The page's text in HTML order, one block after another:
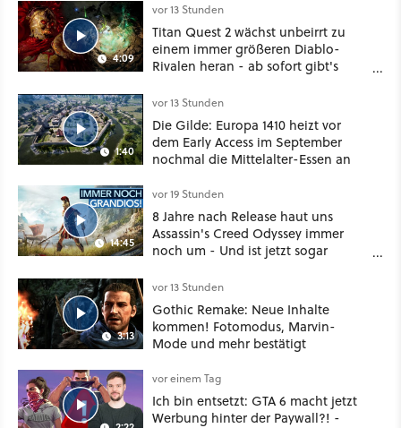
4:09
vor 13 Stunden
Titan Quest 2 wächst unbeirrt zu
einem immer größeren Diablo-
Rivalen heran - ab sofort gibt's
Klasse
1:40
vor 13 Stunden
Die Gilde: Europa 1410 heizt vor
dem Early Access im September
nochmal die Mittelalter-Essen an
14:45
vor 19 Stunden
8 Jahre nach Release haut uns
Assassin's Creed Odyssey immer
noch um - Und ist jetzt sogar
3:13
vor 13 Stunden
Gothic Remake: Neue Inhalte
kommen! Fotomodus, Marvin-
Mode und mehr bestätigt
vor einem Tag
Ich bin entsetzt: GTA 6 macht jetzt
Werbung hinter der Paywall?! -